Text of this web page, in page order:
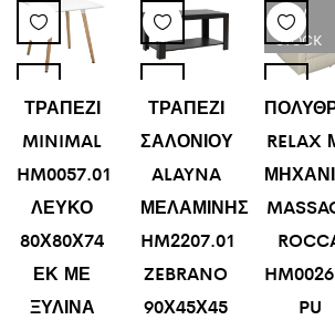
ΤΡΑΠΕΖΙ
MINIMAL
HM0057.01
ΛΕΥΚΟ
80Χ80Χ74
ΕΚ ΜΕ
ΞΥΛΙΝΑ
ΤΡΑΠΕΖΙ
ΣΑΛΟΝΙΟΥ
ALAYNA
ΜΕΛΑΜΙΝΗΣ
HM2207.01
ZEBRANO
90Χ45Χ45
LOW
STOCK
RELAX
PU